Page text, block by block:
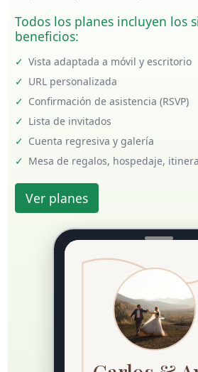
Todos los planes incluyen los
beneficios:
✓ Vista adaptada a móvil y escritorio
✓ URL personalizada
✓ Confirmación de asistencia (RSVP)
✓ Lista de invitados
✓ Cuenta regresiva y galería
✓ Mesa de regalos, hospedaje,
Ver planes